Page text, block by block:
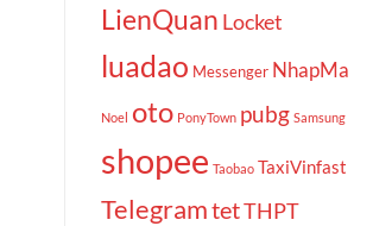
LienQuan Locket
luadao Messenger NhapMa
Noel oto PonyTown pubg Samsung
shopee Taobao TaxiVinfast
TelegramtetTHPT